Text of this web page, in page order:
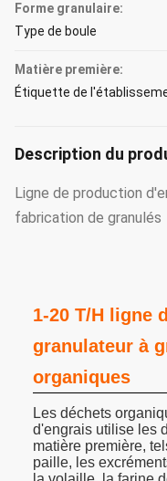
Forme granulaire:
Type de boule
Matière première:
Étiquette de
Description du
Ligne de production
fabrication de granulés
1-20 T/H ligne
granulateur à
organiques
Les déchets
d'engrais utilise les
matière première,
paille, les